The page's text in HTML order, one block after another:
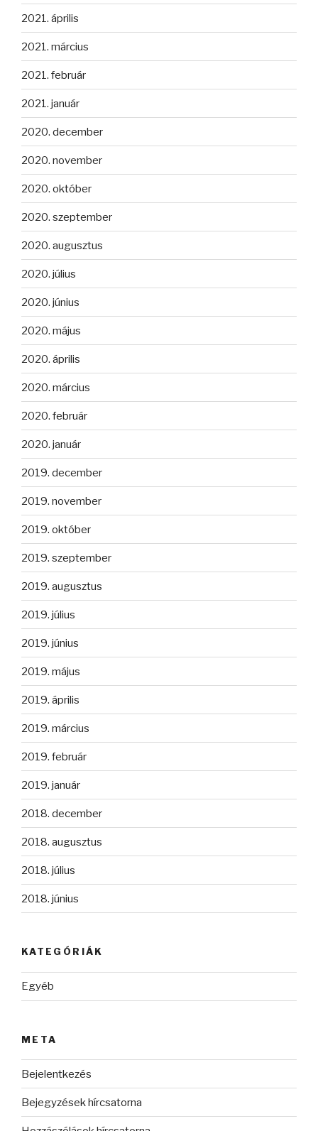
2021. április
2021. március
2021. február
2021. január
2020. december
2020. november
2020. október
2020. szeptember
2020. augusztus
2020. július
2020. június
2020. május
2020. április
2020. március
2020. február
2020. január
2019. december
2019. november
2019. október
2019. szeptember
2019. augusztus
2019. július
2019. június
2019. május
2019. április
2019. március
2019. február
2019. január
2018. december
2018. augusztus
2018. július
2018. június
KATEGÓRIÁK
Egyéb
META
Bejelentkezés
Bejegyzések hírcsatorna